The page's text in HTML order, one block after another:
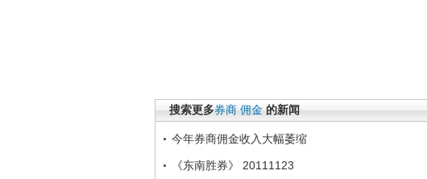
搜索更多券商 佣金 的新闻
今年券商佣金收入大幅萎缩
《东南胜券》 20111123